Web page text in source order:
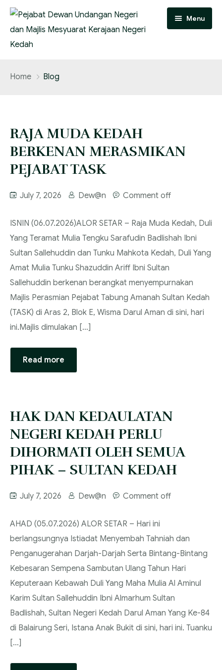
Menu
MENGENAI MMK
CHIEF DIGITAL OFFICER [CDO]
PIAGAM PELANGGAN
CARTA ORGANISASI
PEMERINTAH NEGERI
SETIAUSAHA KERAJAAN NEGERI
PEGAWAI KEWANGAN NEGERI KEDAH
GALERI
PENGUMUMAN / HEBAHAN
DEWAN UNDANGAN NEGERI
PENGENALAN
DARUL AMAN
FUNGSI UTAMA DEWAN UNDANGAN NEGERI
KEDAH
AHLI YANG BERHORMAT
AHLI DEWAN UNDANGAN NEGERI
AHLI DEWAN NEGARA
YB. SPEAKER NEGERI KEDAH
SETIAUSAHA DEWAN
SENARAI JAWATANKUASA
ARKIB UCAPAN BAJET
HUBUNGI KAMI
iDIREKTORI
Home Blog
‎RAJA MUDA KEDAH
BERKENAN MERASMIKAN
PEJABAT TASK
July 7, 2026 Dew@n Comment off
‎ISNIN (06.07.2026)‎‎ALOR SETAR – Raja Muda Kedah, Duli
Yang Teramat Mulia Tengku Sarafudin Badlishah Ibni
Sultan Sallehuddin dan Tunku Mahkota Kedah, Duli Yang
Amat Mulia Tunku Shazuddin Ariff Ibni Sultan
Sallehuddin berkenan berangkat menyempurnakan
Majlis Perasmian Pejabat Tabung Amanah Sultan Kedah
(TASK) di Aras 2, Blok E, Wisma Darul Aman di sini, hari
ini.‎‎Majlis dimulakan […]
Read more
‎HAK DAN KEDAULATAN
NEGERI KEDAH PERLU
DIHORMATI OLEH SEMUA
PIHAK – SULTAN KEDAH
July 7, 2026 Dew@n Comment off
‎AHAD (05.07.2026) ‎ALOR SETAR – Hari ini
berlangsungnya Istiadat Menyembah Tahniah dan
Penganugerahan Darjah-Darjah Serta Bintang-Bintang
Kebesaran Sempena Sambutan Ulang Tahun Hari
Keputeraan Kebawah Duli Yang Maha Mulia Al Aminul
Karim Sultan Sallehuddin Ibni Almarhum Sultan
Badlishah, Sultan Negeri Kedah Darul Aman Yang Ke-84
di Balairung Seri, Istana Anak Bukit di sini, hari ini. ‎Tuanku
[…]